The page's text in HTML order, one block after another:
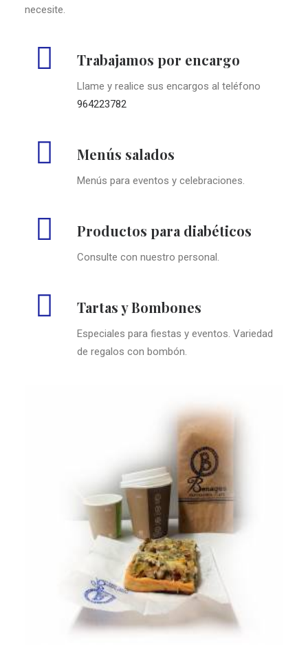
necesite.
Trabajamos por encargo
Llame y realice sus encargos al teléfono
964223782
Menús salados
Menús para eventos y celebraciones.
Productos para diabéticos
Consulte con nuestro personal.
Tartas y Bombones
Especiales para fiestas y eventos. Variedad
de regalos con bombón.